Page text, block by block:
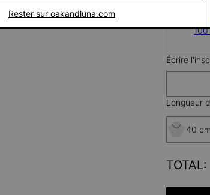
100
Écrire
Longueur
40
TOTAL:
Rester sur oakandluna.com